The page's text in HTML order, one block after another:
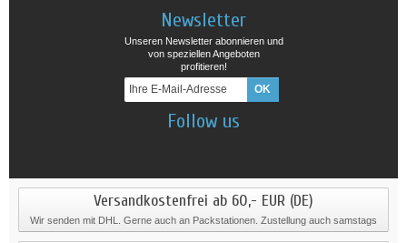
Newsletter
Unseren Newsletter abonnieren und
von speziellen Angeboten
profitieren!
Follow us
Versandkostenfrei ab 60,- EUR (DE)
Wir senden mit DHL. Gerne auch an Packstationen. Zustellung auch samstags